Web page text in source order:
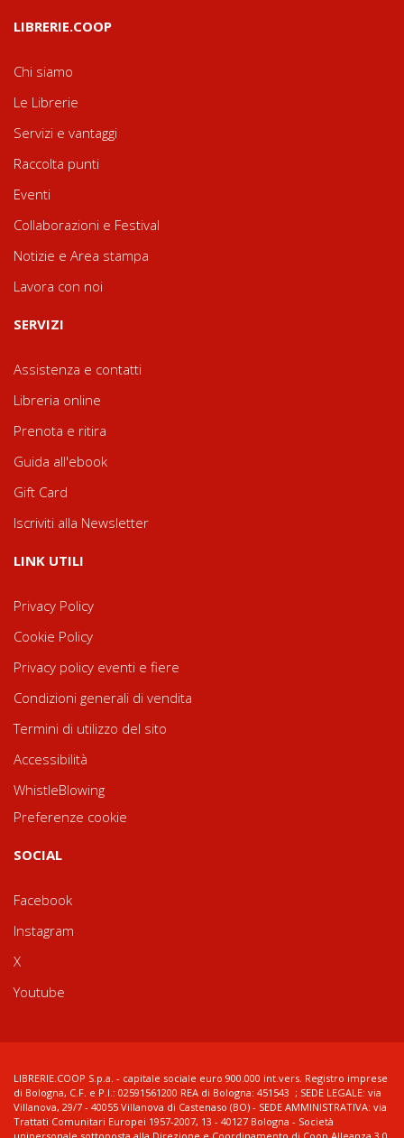
LIBRERIE.COOP
Chi siamo
Le Librerie
Servizi e vantaggi
Raccolta punti
Eventi
Collaborazioni e Festival
Notizie e Area stampa
Lavora con noi
SERVIZI
Assistenza e contatti
Libreria online
Prenota e ritira
Guida all'ebook
Gift Card
Iscriviti alla Newsletter
LINK UTILI
Privacy Policy
Cookie Policy
Privacy policy eventi e fiere
Condizioni generali di vendita
Termini di utilizzo del sito
Accessibilità
WhistleBlowing
Preferenze cookie
SOCIAL
Facebook
Instagram
X
Youtube
LIBRERIE.COOP S.p.a. - capitale sociale euro 900.000 int.vers. Registro imprese
di Bologna, C.F. e P.I.: 02591561200 REA di Bologna: 451543 ; SEDE LEGALE: via
Villanova, 29/7 - 40055 Villanova di Castenaso (BO) - SEDE AMMINISTRATIVA: via
Trattati Comunitari Europei 1957-2007, 13 - 40127 Bologna - Società